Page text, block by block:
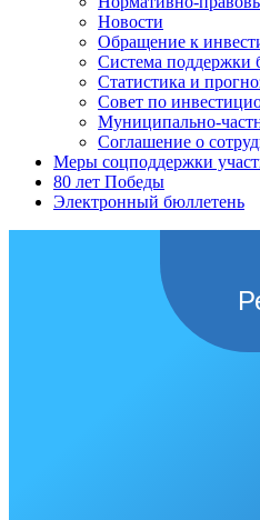
Новости
Обращение к
Система поддержки
Статистика и
Совет по
Муниципально-
Соглашение о
Меры соцподдержки
80 лет Победы
Электронный бюллетень